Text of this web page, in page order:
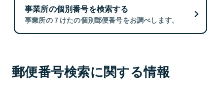
事業所の個別番号を検索する
事業所の７けたの個別郵便番号をお調べします。
郵便番号検索に関する情報